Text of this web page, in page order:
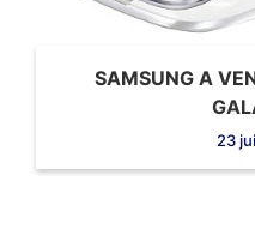
SAMSUNG A
23